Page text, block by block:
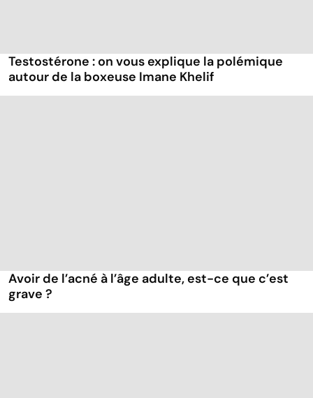
Testostérone : on vous explique la polémique
autour de la boxeuse Imane Khelif
Avoir de l’acné à l’âge adulte, est-ce que c’est
grave ?